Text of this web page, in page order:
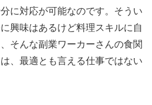
に対応が可能なのです。そうい
興味はあるけど料理スキルに自
そんな副業ワーカーさんの食関
、最適とも言える仕事ではない